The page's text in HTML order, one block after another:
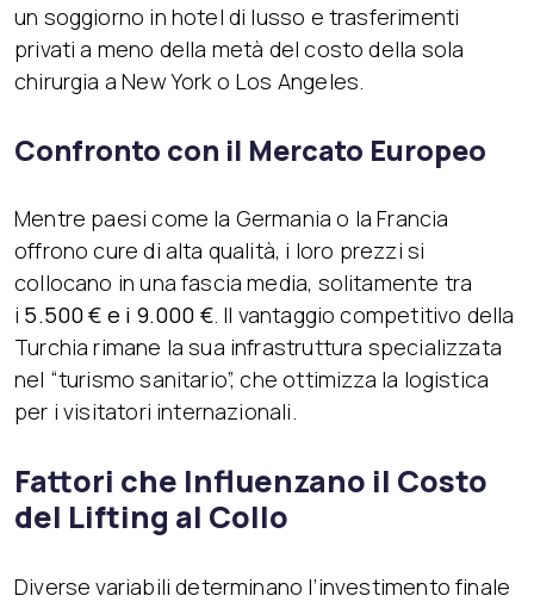
un soggiorno in hotel di lusso e trasferimenti
privati a meno della metà del costo della sola
chirurgia a New York o Los Angeles.
Confronto con il Mercato Europeo
Mentre paesi come la Germania o la Francia
offrono cure di alta qualità, i loro prezzi si
collocano in una fascia media, solitamente tra
i 5.500 € e i 9.000 €. Il vantaggio competitivo della
Turchia rimane la sua infrastruttura specializzata
nel “turismo sanitario”, che ottimizza la logistica
per i visitatori internazionali.
Fattori che Influenzano il Costo
del Lifting al Collo
Diverse variabili determinano l’investimento finale